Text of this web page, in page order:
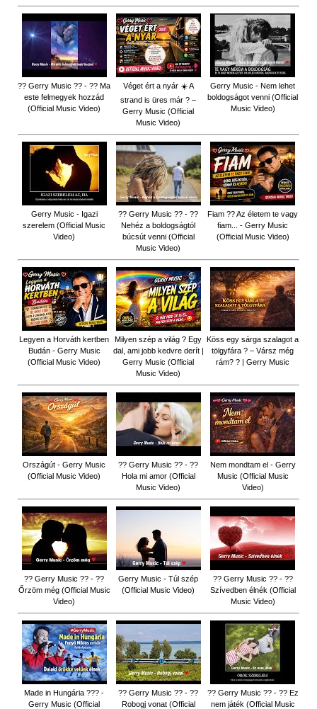
?? Gerry Music ?? - ?? Ma
este felmegyek hozzád
(Official Music Video)
Véget ért a nyár ☀️ A
strand is üres már ? –
Gerry Music (Official
Music Video)
Gerry Music - Nem lehet
boldogságot venni (Official
Music Video)
Gerry Music - Igazi
szerelem (Official Music
Video)
?? Gerry Music ?? - ??
Nehéz a boldogságtól
búcsút venni (Official
Music Video)
Fiam ?‍? Az életem te vagy
fiam... - Gerry Music
(Official Music Video)
Legyen a Horváth kertben
Budán - Gerry Music
(Official Music Video)
Milyen szép a világ ? Egy
dal, ami jobb kedvre derít |
Gerry Music (Official
Music Video)
Köss egy sárga szalagot a
tölgyfára ?️ – Vársz még
rám? ? | Gerry Music
Országút - Gerry Music
(Official Music Video)
?? Gerry Music ?? - ??
Hola mi amor (Official
Music Video)
Nem mondtam el - Gerry
Music (Official Music
Video)
?? Gerry Music ?? - ??
Őrzöm még (Official Music
Video)
Gerry Music - Túl szép
(Official Music Video)
?? Gerry Music ?? - ??
Szívedben élnék (Official
Music Video)
Made in Hungária ??? -
Gerry Music (Official
?? Gerry Music ?? - ??
Robogj vonat (Official
?? Gerry Music ?? - ?? Ez
nem játék (Official Music